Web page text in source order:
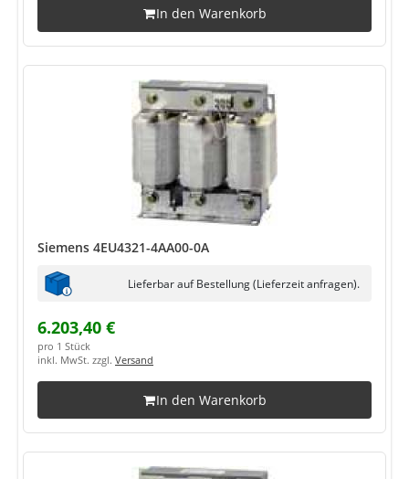
In den Warenkorb
Siemens 4EU4321-4AA00-0A
Lieferbar auf Bestellung (Lieferzeit anfragen).
6.203,40 €
pro 1 Stück
inkl. MwSt. zzgl. Versand
In den Warenkorb